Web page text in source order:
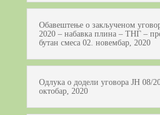
Обавештење о закљученом
2020 – набавка плина – ТНГ –
бутан смеса 02. новембар, 2020
Одлука о додели уговора ЈН 08/
октобар, 2020